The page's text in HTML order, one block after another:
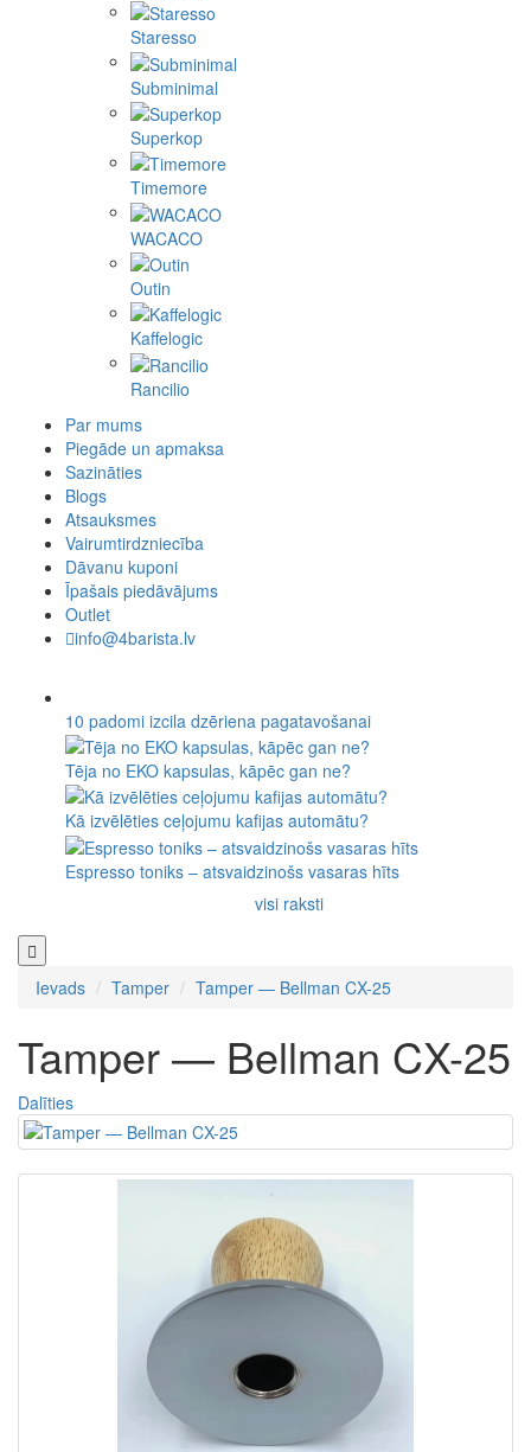
Staresso
Subminimal
Superkop
Timemore
WACACO
Outin
Kaffelogic
Rancilio
Par mums
Piegāde un apmaksa
Sazināties
Blogs
Atsauksmes
Vairumtirdzniecība
Dāvanu kuponi
Īpašais piedāvājums
Outlet
info@4barista.lv
10 padomi izcila dzēriena pagatavošanai
Tēja no EKO kapsulas, kāpēc gan ne?
Kā izvēlēties ceļojumu kafijas automātu?
Espresso toniks – atsvaidzinošs vasaras hīts
visi raksti
Ievads Tamper Tamper — Bellman CX-25
Tamper — Bellman CX-25
Dalīties